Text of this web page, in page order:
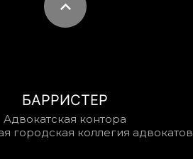
БАРРИСТЕР
Адвокатская контора
городская коллегия адвокатов